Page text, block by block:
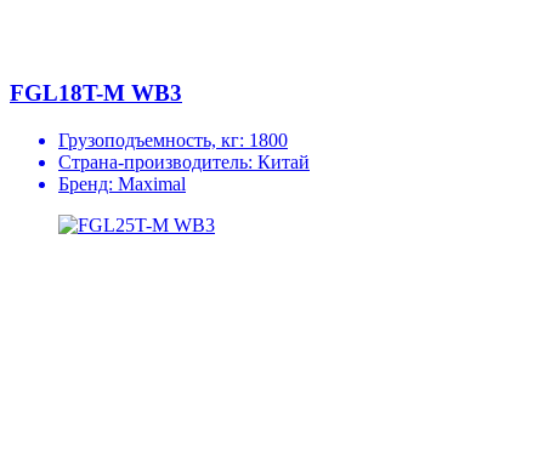
FGL18T-M WB3
Грузоподъемность, кг: 1800
Страна-производитель: Китай
Бренд: Maximal